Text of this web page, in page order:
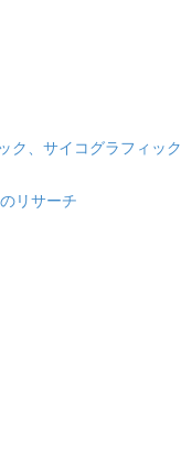
ク、サイコグラフィック
リサーチ